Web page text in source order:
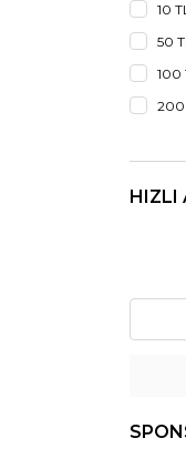
10
50
100
200
HIZLI